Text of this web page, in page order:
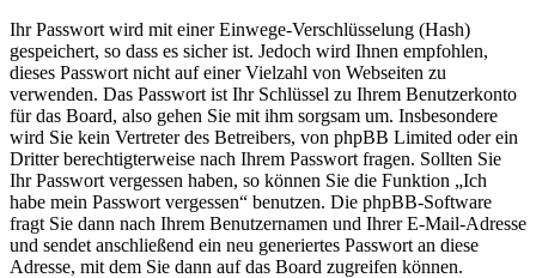
Ihr Passwort wird mit einer Einwege-Verschlüsselung (Hash)
gespeichert, so dass es sicher ist. Jedoch wird Ihnen empfohlen,
dieses Passwort nicht auf einer Vielzahl von Webseiten zu
verwenden. Das Passwort ist Ihr Schlüssel zu Ihrem Benutzerkonto
für das Board, also gehen Sie mit ihm sorgsam um. Insbesondere
wird Sie kein Vertreter des Betreibers, von phpBB Limited oder ein
Dritter berechtigterweise nach Ihrem Passwort fragen. Sollten Sie
Ihr Passwort vergessen haben, so können Sie die Funktion „Ich
habe mein Passwort vergessen“ benutzen. Die phpBB-Software
fragt Sie dann nach Ihrem Benutzernamen und Ihrer E-Mail-Adresse
und sendet anschließend ein neu generiertes Passwort an diese
Adresse, mit dem Sie dann auf das Board zugreifen können.